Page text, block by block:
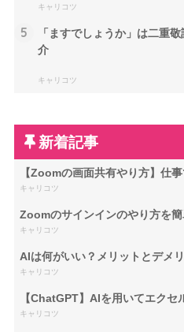
キャリコツ
5
「ますでしょうか」は二重
介
キャリコツ
新着記事
【Zoomの画面共有やり方】仕
キャリコツ
Zoomのサインインのやり方を簡
キャリコツ
AIは何がいい？メリットとデメ
キャリコツ
【ChatGPT】AIを用いてエクセ
キャリコツ